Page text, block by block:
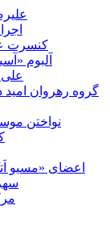
کنسرت
آلبوم
گروه رهروان
نواختن
اعضای «مسیو